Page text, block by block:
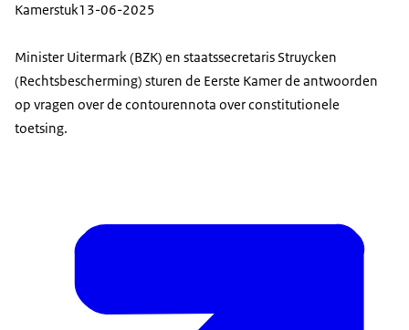
Kamerstuk13-06-2025
Minister Uitermark (BZK) en staatssecretaris Struycken
(Rechtsbescherming) sturen de Eerste Kamer de antwoorden
op vragen over de contourennota over constitutionele
toetsing.